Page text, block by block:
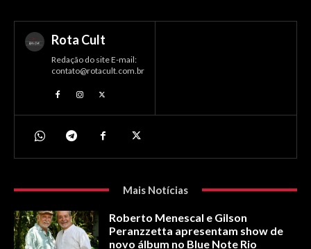
Rota Cult
Redação do site E-mail:
contato@rotacult.com.br
Mais Notícias
Roberto Menescal e Gilson
Peranzzetta apresentam show de
novo álbum no Blue Note Rio